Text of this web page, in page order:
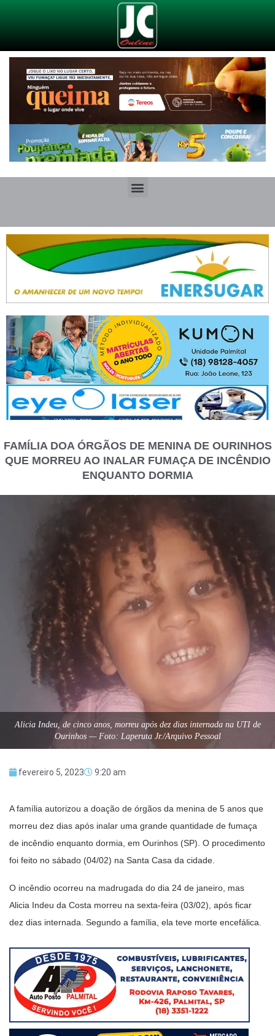
FAMÍLIA DOA ÓRGÃOS DE MENINA DE OURINHOS
QUE MORREU AO INALAR FUMAÇA DE INCÊNDIO
ENQUANTO DORMIA
Alicia Indeu, de cinco anos, morreu após dez dias internada na UTI de
Ourinhos — Foto: Laperuta Jr./Arquivo Pessoal
fevereiro 5, 2023 9:20 am
A família autorizou a doação de órgãos da menina de 5 anos que
morreu dez dias após inalar uma grande quantidade de fumaça
de incêndio enquanto dormia, em Ourinhos (SP). O procedimento
foi feito no sábado (04/02) na Santa Casa da cidade.
O incêndio ocorreu na madrugada do dia 24 de janeiro, mas
Alicia Indeu da Costa morreu na sexta-feira (03/02), após ficar
dez dias internada. Segundo a família, ela teve morte encefálica.